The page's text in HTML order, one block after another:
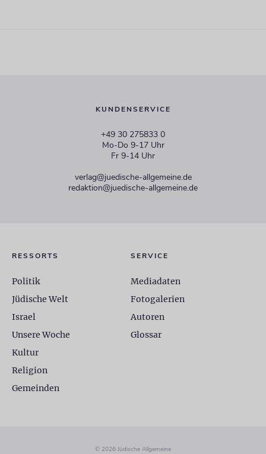
KUNDENSERVICE
+49 30 275833 0
Mo-Do 9-17 Uhr
Fr 9-14 Uhr
verlag@juedische-allgemeine.de
redaktion@juedische-allgemeine.de
RESSORTS
Politik
Jüdische Welt
Israel
Unsere Woche
Kultur
Religion
Gemeinden
SERVICE
Mediadaten
Fotogalerien
Autoren
Glossar
© 2026 Jüdische Allgemeine